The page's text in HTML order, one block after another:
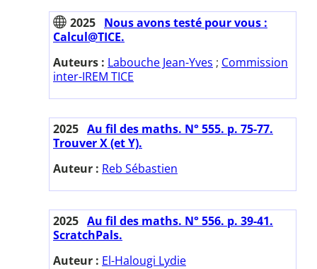
2025 Nous avons testé pour vous :
Calcul@TICE.
Auteurs : Labouche Jean-Yves ; Commission
inter-IREM TICE
2025 Au fil des maths. N° 555. p. 75-77.
Trouver X (et Y).
Auteur : Reb Sébastien
2025 Au fil des maths. N° 556. p. 39-41.
ScratchPals.
Auteur : El-Halougi Lydie